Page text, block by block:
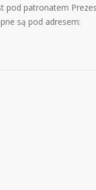
pod patronatem
są pod adresem: